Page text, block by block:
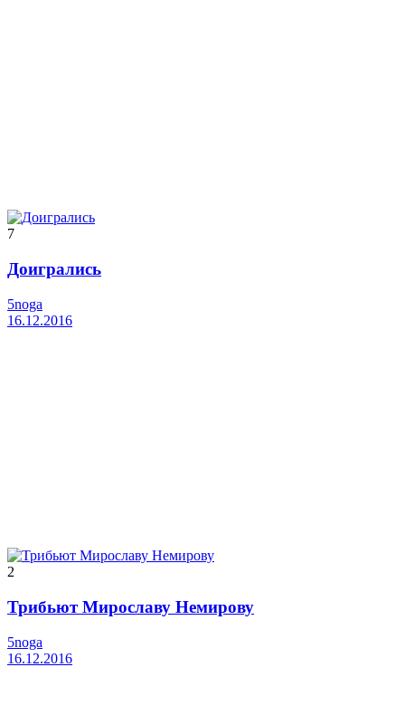
7
Доигрались
5noga
16.12.2016
2
Трибьют Мирославу Немирову
5noga
16.12.2016